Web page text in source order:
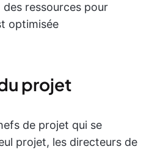
ressources pour
optimisée
projet
de projet qui se
projet, les directeurs de